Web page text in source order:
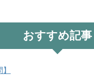
おすすめ記事